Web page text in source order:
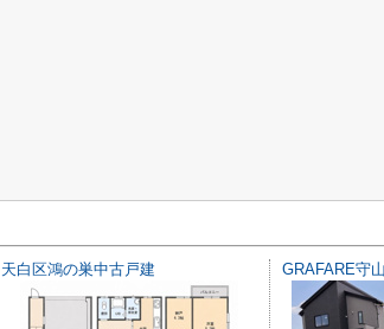
天白区鴻の巣中古戸建